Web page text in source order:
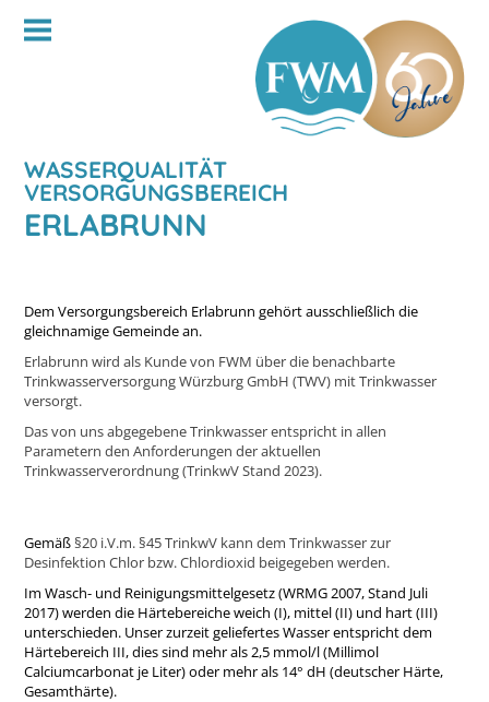
WASSERQUALITÄT
VERSORGUNGSBEREICH
ERLABRUNN
Dem Versorgungsbereich Erlabrunn gehört ausschließlich die
gleichnamige Gemeinde an.
Erlabrunn wird als Kunde von FWM über die benachbarte
Trinkwasserversorgung Würzburg GmbH (TWV) mit Trinkwasser
versorgt.
Das von uns abgegebene Trinkwasser entspricht in allen
Parametern den Anforderungen der aktuellen
Trinkwasserverordnung (TrinkwV Stand 2023).
Gemäß§20 i.V.m. §45 TrinkwV kann dem Trinkwasser zur
Desinfektion Chlor bzw. Chlordioxid beigegeben werden.
Im Wasch- und Reinigungsmittelgesetz (WRMG 2007, Stand Juli
2017) werden die Härtebereiche weich (I), mittel (II) und hart (III)
unterschieden. Unser zurzeit geliefertes Wasser entspricht dem
Härtebereich III, dies sind mehr als 2,5 mmol/l (Millimol
Calciumcarbonat je Liter) oder mehr als 14° dH (deutscher Härte,
Gesamthärte).